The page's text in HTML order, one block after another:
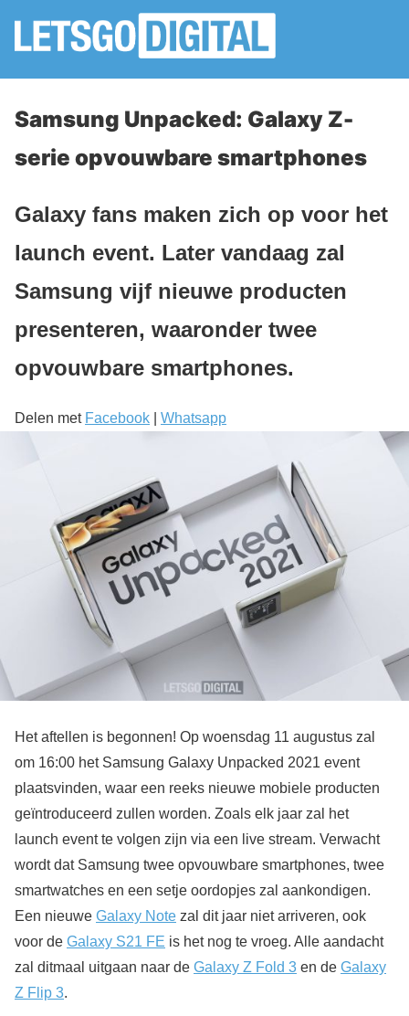
Samsung Unpacked: Galaxy Z-
serie opvouwbare smartphones
Galaxy fans maken zich op voor het
launch event. Later vandaag zal
Samsung vijf nieuwe producten
presenteren, waaronder twee
opvouwbare smartphones.
Delen met Facebook Whatsapp
Het aftellen is begonnen! Op woensdag 11 augustus zal
om 16:00 het Samsung Galaxy Unpacked 2021 event
plaatsvinden, waar een reeks nieuwe mobiele producten
geïntroduceerd zullen worden. Zoals elk jaar zal het
launch event te volgen zijn via een live stream. Verwacht
wordt dat Samsung twee opvouwbare smartphones, twee
smartwatches en een setje oordopjes zal aankondigen.
Een nieuwe Galaxy Note zal dit jaar niet arriveren, ook
voor de Galaxy S21 FE is het nog te vroeg. Alle aandacht
zal ditmaal uitgaan naar de Galaxy Z Fold 3 en de Galaxy
Z Flip 3.